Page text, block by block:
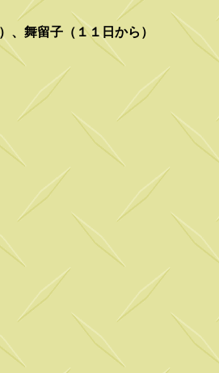
、舞留子（１１日から）